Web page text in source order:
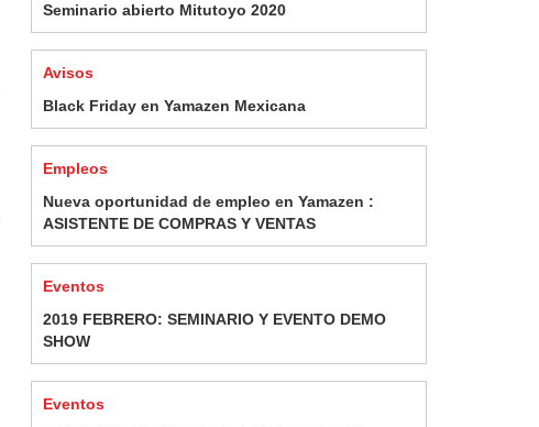
Seminario abierto Mitutoyo 2020
Avisos
Black Friday en Yamazen Mexicana
Empleos
Nueva oportunidad de empleo en Yamazen :
ASISTENTE DE COMPRAS Y VENTAS
Eventos
2019 FEBRERO: SEMINARIO Y EVENTO DEMO
SHOW
Eventos